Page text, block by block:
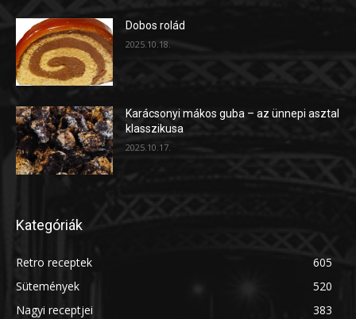
Dobos rolád
2025.10.18.
Karácsonyi mákos guba – az ünnepi asztal
klasszikusa
2025.10.17.
Kategóriák
Retro receptek
605
Sütemények
520
Nagyi receptjei
383